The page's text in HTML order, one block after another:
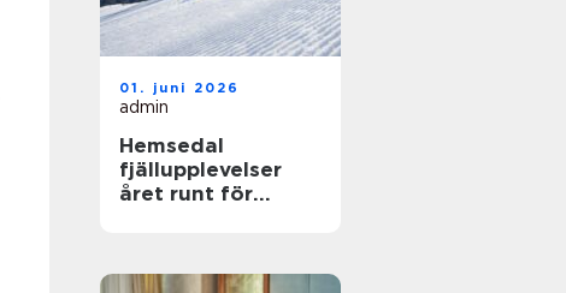
01. juni 2026
admin
Hemsedal
fjällupplevelser
året runt för